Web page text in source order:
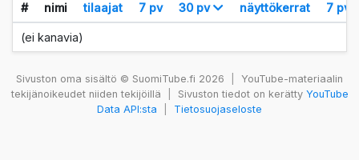
# nimi tilaajat 7 pv 30 pv näyttökerrat 7 pv
(ei kanavia)
Sivuston oma sisältö © SuomiTube.fi 2026
YouTube-materiaalin
tekijänoikeudet niiden tekijöillä
Sivuston tiedot on kerätty YouTube
Data API:sta
Tietosuojaseloste